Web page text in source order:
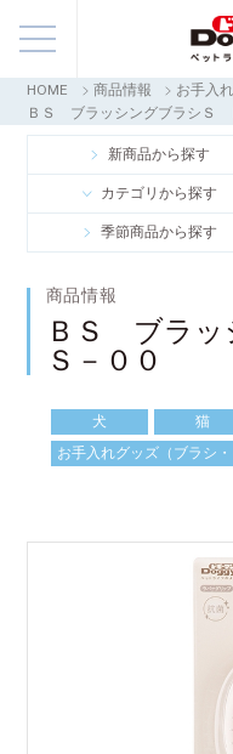
商品情報
映像ギャラリー
知る・楽しむ
お客様窓口・Q＆A
会社情報
採用情報
HOME 商品情報
お手入
ＢＳ ブラッシングブラシＳ
新商品から探す
カテゴリから探す
季節商品から探す
商品情報
ＢＳ ブラッ
Ｓ－００
犬 猫
お手入れグッズ（ブラシ・